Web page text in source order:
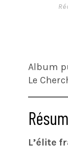
Album
Le
L’élite